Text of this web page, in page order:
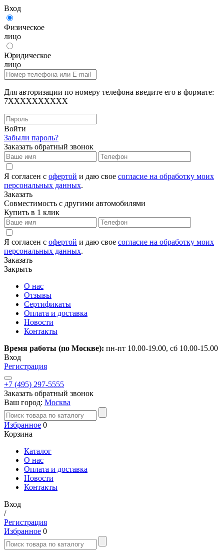
Вход
Физическое
лицо
Юридическое
лицо
Для авторизации по номеру телефона введите его в формате:
7XXXXXXXXXX
Войти
Забыли пароль?
Заказать обратный звонок
Я согласен с офертой и даю свое согласие на обработку моих
персональных данных.
Заказать
Совместимость с другими автомобилями
Купить в 1 клик
Я согласен с офертой и даю свое согласие на обработку моих
персональных данных.
Заказать
Закрыть
О нас
Отзывы
Сертификаты
Оплата и доставка
Новости
Контакты
Время работы (по Москве): пн-пт 10.00-19.00, сб 10.00-15.00
Вход
Регистрация
+7 (495) 297-5555
Заказать обратный звонок
Ваш город: Москва
Избранное 0
Корзина
Каталог
О нас
Оплата и доставка
Новости
Контакты
Вход
/
Регистрация
Избранное 0